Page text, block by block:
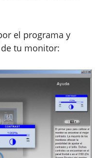
el programa y
de tu monitor: